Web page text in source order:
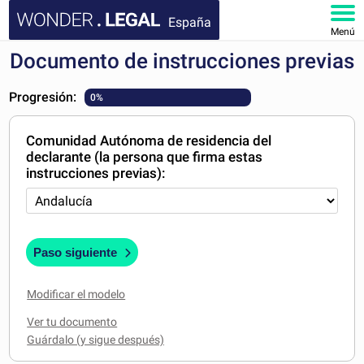
España
Menú
INICIO
DOCUMENTOS
FAQ
MI CUENTA
Documento de instrucciones previas
Progresión: 0%
Comunidad Autónoma de residencia del
declarante (la persona que firma estas
instrucciones previas):
Paso siguiente
Modificar el modelo
Ver tu documento